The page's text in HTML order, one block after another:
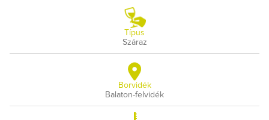
Típus
Száraz
Borvidék
Balaton-felvidék